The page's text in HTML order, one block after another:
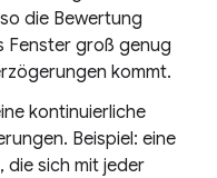
die Bewertung
Fenster groß genug
kommt.
kontinuierliche
Beispiel: eine
die sich mit jeder